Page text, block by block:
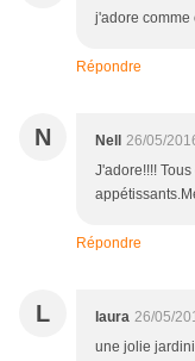
j'adore comme
Répondre
N Nell
26/05/
J'adore!!!!
Répondre
L laura 26/05/
une jolie